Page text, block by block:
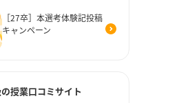
［27卒］本選考体験記投稿
キャンペーン
授業口コミサイト